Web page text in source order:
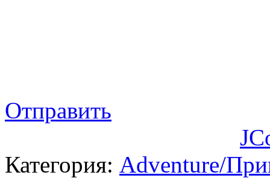
Отправить
Категория: Adventure/